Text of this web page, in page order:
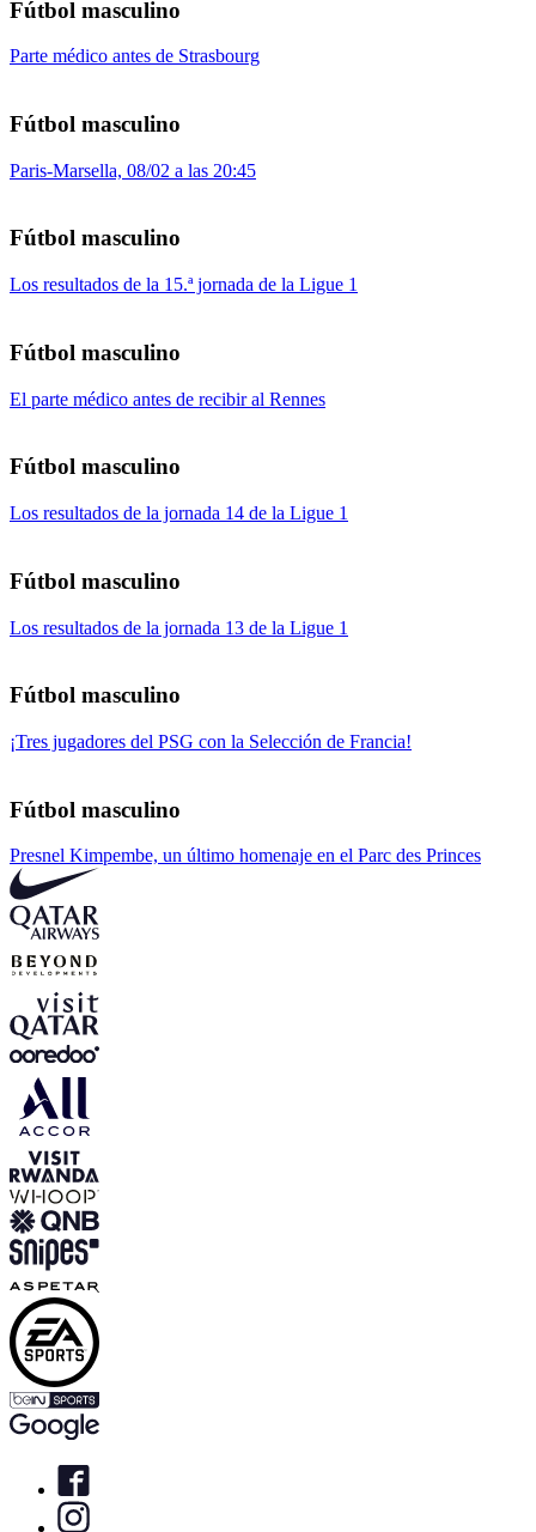
Fútbol masculino
Parte médico antes de Strasbourg
Fútbol masculino
Paris-Marsella, 08/02 a las 20:45
Fútbol masculino
Los resultados de la 15.ª jornada de la Ligue 1
Fútbol masculino
El parte médico antes de recibir al Rennes
Fútbol masculino
Los resultados de la jornada 14 de la Ligue 1
Fútbol masculino
Los resultados de la jornada 13 de la Ligue 1
Fútbol masculino
¡Tres jugadores del PSG con la Selección de Francia!
Fútbol masculino
Presnel Kimpembe, un último homenaje en el Parc des Princes